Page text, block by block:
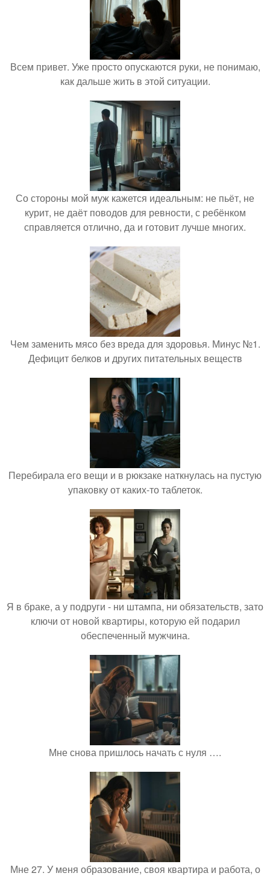
Всем привет. Уже просто опускаются руки, не понимаю,
как дальше жить в этой ситуации.
Со стороны мой муж кажется идеальным: не пьёт, не
курит, не даёт поводов для ревности, с ребёнком
справляется отлично, да и готовит лучше многих.
Чем заменить мясо без вреда для здоровья. Минус №1.
Дефицит белков и других питательных веществ
Перебирала его вещи и в рюкзаке наткнулась на пустую
упаковку от каких-то таблеток.
Я в браке, а у подруги - ни штампа, ни обязательств, зато
ключи от новой квартиры, которую ей подарил
обеспеченный мужчина.
Мне снова пришлось начать с нуля ….
Мне 27. У меня образование, своя квартира и работа, о